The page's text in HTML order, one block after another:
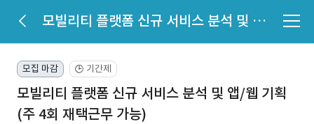
모빌리티 플랫폼 신규 서비스 분석 및 앱/웹 기획(주 4회 재택근무 가능)
모집 마감 🕒 기간제
모빌리티 플랫폼 신규 서비스 분석 및 앱/웹 기획
(주 4회 재택근무 가능)